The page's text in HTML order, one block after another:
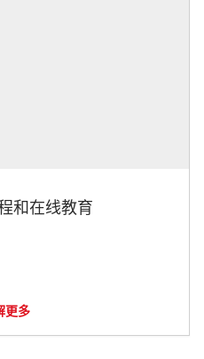
和在线教育
更多